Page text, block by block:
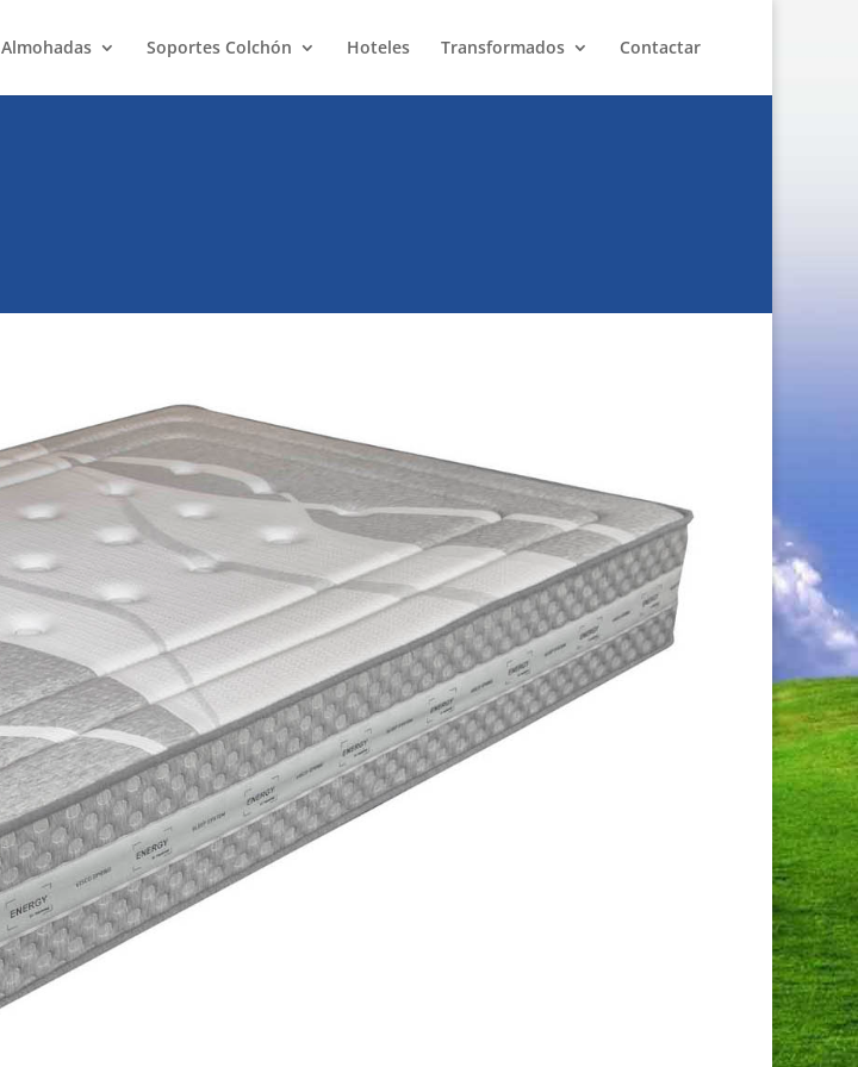
Almohadas Soportes Colchón Hoteles Transformados Contactar